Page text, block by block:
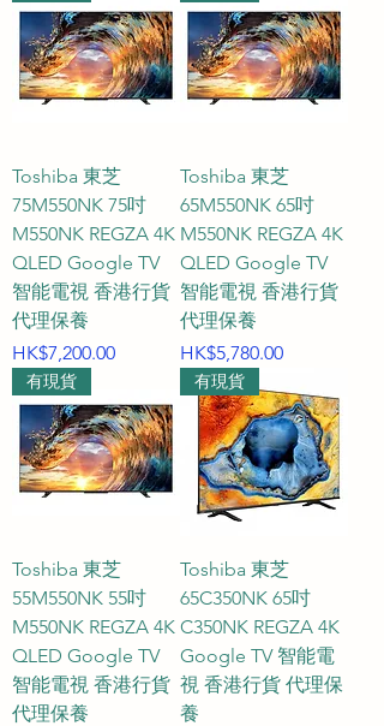
Toshiba 東芝
75M550NK 75吋
M550NK REGZA 4K
QLED Google TV
智能電視 香港行貨
代理保養
價格
HK$7,200.00
Toshiba 東芝
65M550NK 65吋
M550NK REGZA 4K
QLED Google TV
智能電視 香港行貨
代理保養
價格
HK$5,780.00
有現貨
Toshiba 東芝
55M550NK 55吋
M550NK REGZA 4K
QLED Google TV
智能電視 香港行貨
代理保養
有現貨
Toshiba 東芝
65C350NK 65吋
C350NK REGZA 4K
Google TV 智能電
視 香港行貨 代理保
養